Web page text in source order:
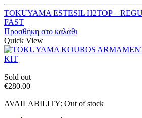
price
was:
τρέχουσα
τιμή
€45.60.
TOKUYAMA ESTESIL H2TOP –
FAST
Προσθήκη στο καλάθι
Quick View
Sold out
€280.00
AVAILABILITY: Out of stock